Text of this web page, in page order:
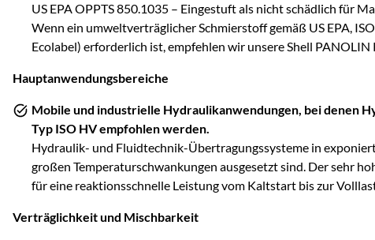
US EPA OPPTS 850.1035 – Eingestuft als nicht schädlich für
Wenn ein umweltverträglicher Schmierstoff gemäß US EPA,
Ecolabel) erforderlich ist, empfehlen wir unsere Shell PANOLIN
Hauptanwendungsbereiche
Mobile und industrielle Hydraulikanwendungen, bei denen
Typ ISO HV empfohlen werden.
Hydraulik- und Fluidtechnik-Übertragungssysteme in
großen Temperaturschwankungen ausgesetzt sind. Der sehr
für eine reaktionsschnelle Leistung vom Kaltstart bis zur
Verträglichkeit und Mischbarkeit